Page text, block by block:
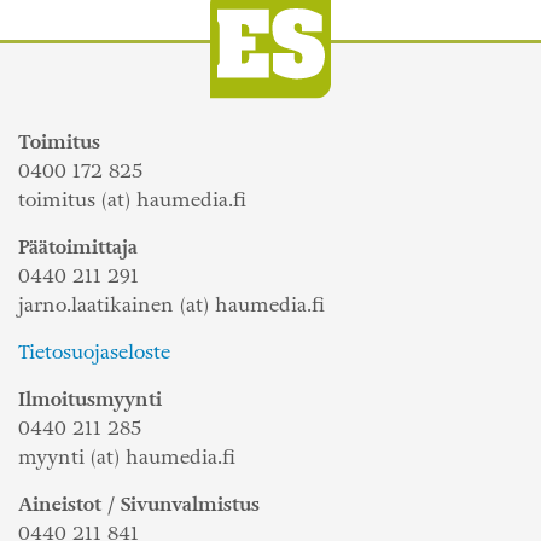
Toimitus
0400 172 825
toimitus (at) haumedia.fi
Päätoimittaja
0440 211 291
jarno.laatikainen (at) haumedia.fi
Tietosuojaseloste
Ilmoitusmyynti
0440 211 285
myynti (at) haumedia.fi
Aineistot / Sivunvalmistus
0440 211 841